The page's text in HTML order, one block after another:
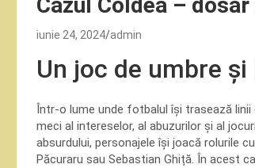
iunie 24, 2024 admin
Un joc de umbre
Într-o lume unde fotbalul își trasează
meci al intereselor, al abuzurilor și al
absurdului, personajele își joacă rolurile
Păcuraru sau Sebastian Ghiță. În acest